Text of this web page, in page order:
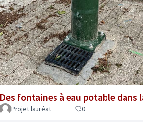
Des fontaines à eau potable dans
Projet lauréat 0